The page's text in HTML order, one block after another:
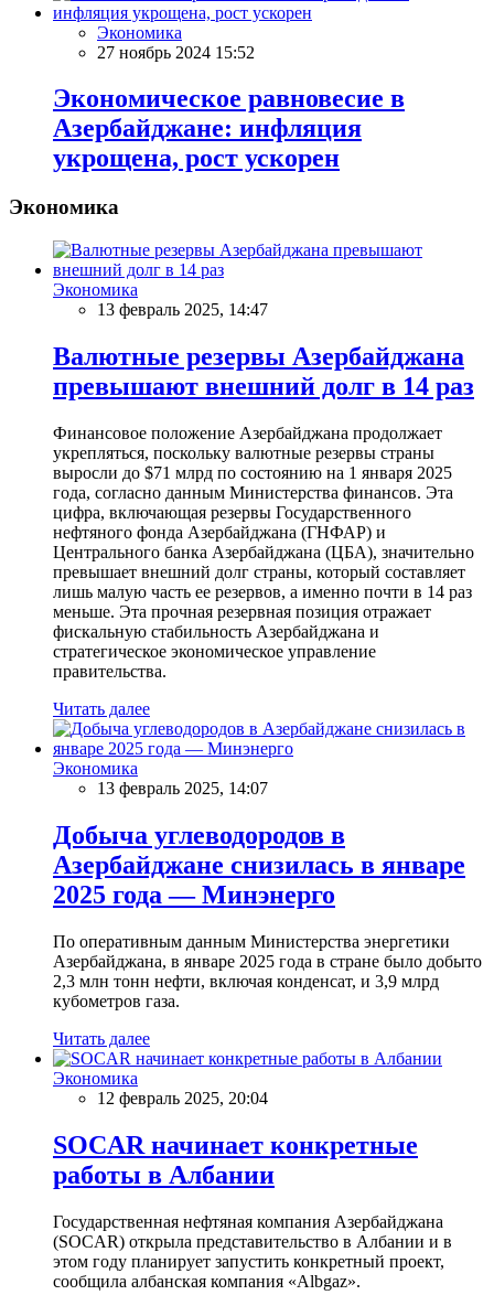
Экономика
27 ноябрь 2024 15:52
Экономическое равновесие в
Азербайджане: инфляция
укрощена, рост ускорен
Экономика
Экономика
13 февраль 2025, 14:47
Валютные резервы Азербайджана
превышают внешний долг в 14 раз
Финансовое положение Азербайджана продолжает
укрепляться, поскольку валютные резервы страны
выросли до $71 млрд по состоянию на 1 января 2025
года, согласно данным Министерства финансов. Эта
цифра, включающая резервы Государственного
нефтяного фонда Азербайджана (ГНФАР) и
Центрального банка Азербайджана (ЦБА), значительно
превышает внешний долг страны, который составляет
лишь малую часть ее резервов, а именно почти в 14 раз
меньше. Эта прочная резервная позиция отражает
фискальную стабильность Азербайджана и
стратегическое экономическое управление
правительства.
Читать далее
Экономика
13 февраль 2025, 14:07
Добыча углеводородов в
Азербайджане снизилась в январе
2025 года — Минэнерго
По оперативным данным Министерства энергетики
Азербайджана, в январе 2025 года в стране было добыто
2,3 млн тонн нефти, включая конденсат, и 3,9 млрд
кубометров газа.
Читать далее
Экономика
12 февраль 2025, 20:04
SOCAR начинает конкретные
работы в Албании
Государственная нефтяная компания Азербайджана
(SOCAR) открыла представительство в Албании и в
этом году планирует запустить конкретный проект,
сообщила албанская компания «Albgaz».